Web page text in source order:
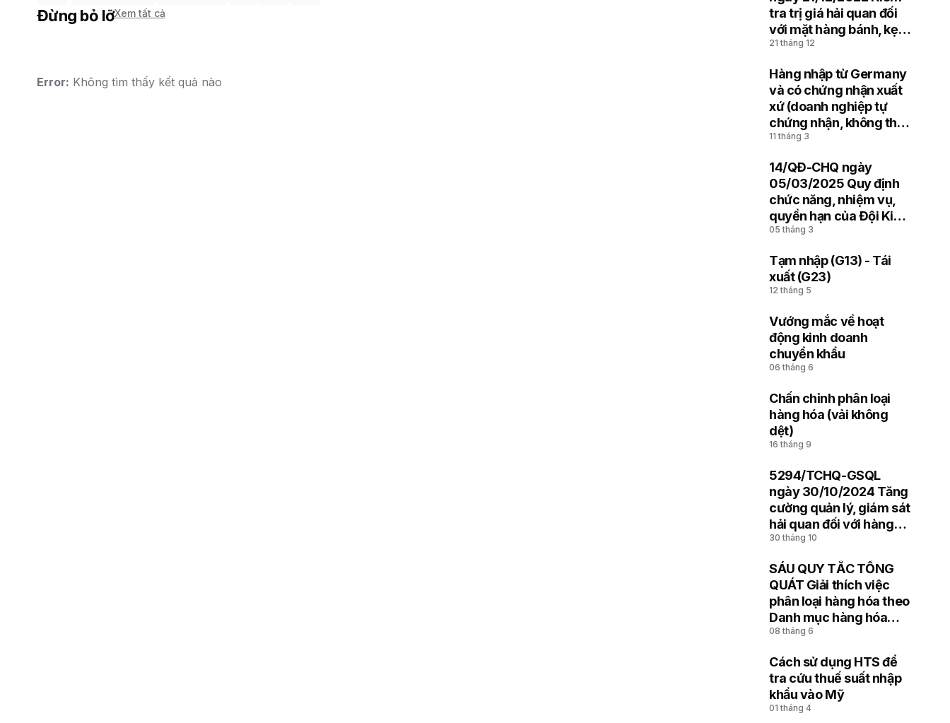
Đừng bỏ lỡXem tất cả
Error: Không tìm thấy kết quả nào
tra trị giá hải quan đối
với mặt hàng bánh, kẹo
nhập khẩu
21 tháng 12
Hàng nhập từ Germany
và có chứng nhận xuất
xứ (doanh nghiệp tự
chứng nhận, không thể
hiện mã REX)
11 tháng 3
14/QĐ-CHQ ngày
05/03/2025 Quy định
chức năng, nhiệm vụ,
quyền hạn của Đội Kiểm
soát hải quan thuộc Chi
05 tháng 3
Tạm nhập (G13) - Tái
xuất (G23)
12 tháng 5
Vướng mắc về hoạt
động kinh doanh
chuyển khẩu
06 tháng 6
Chấn chỉnh phân loại
hàng hóa (vải không
dệt)
16 tháng 9
5294/TCHQ-GSQL
ngày 30/10/2024 Tăng
cường quản lý, giám sát
hải quan đối với hàng
hóa đưa vào lưu giữ,
30 tháng 10
SÁU QUY TẮC TỔNG
QUÁT Giải thích việc
phân loại hàng hóa theo
Danh mục hàng hóa
xuất khẩu, nhập khẩu
thống hài hòa mô tả và
mã hóa hàng hóa (HS)
của Tổ chức Hải quan
thế giới
08 tháng 6
Cách sử dụng HTS để
tra cứu thuế suất nhập
khẩu vào Mỹ
01 tháng 4